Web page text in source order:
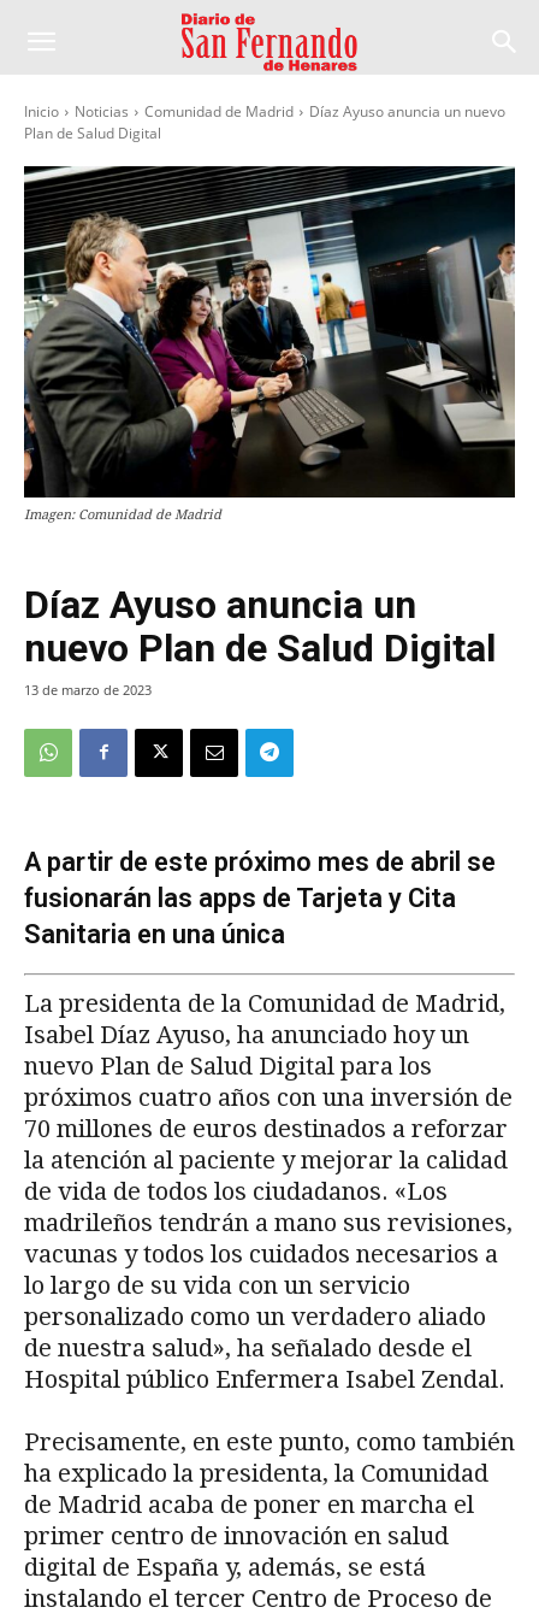
Inicio Noticias Comunidad de Madrid
Díaz Ayuso anuncia un nuevo
Plan de Salud Digital
Imagen: Comunidad de Madrid
Díaz Ayuso anuncia un
nuevo Plan de Salud Digital
13 de marzo de 2023
A partir de este próximo mes de abril se
fusionarán las apps de Tarjeta y Cita
Sanitaria en una única
La presidenta de la Comunidad de Madrid,
Isabel Díaz Ayuso, ha anunciado hoy un
nuevo Plan de Salud Digital para los
próximos cuatro años con una inversión de
70 millones de euros destinados a reforzar
la atención al paciente y mejorar la calidad
de vida de todos los ciudadanos. «Los
madrileños tendrán a mano sus revisiones,
vacunas y todos los cuidados necesarios a
lo largo de su vida con un servicio
personalizado como un verdadero aliado
de nuestra salud», ha señalado desde el
Hospital público Enfermera Isabel Zendal.
Precisamente, en este punto, como también
ha explicado la presidenta, la Comunidad
de Madrid acaba de poner en marcha el
primer centro de innovación en salud
digital de España y, además, se está
instalando el tercer Centro de Proceso de